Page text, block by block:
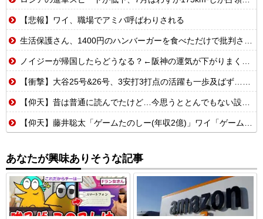
【悲報】ワイ、職場でアミバ呼ばわりされる
生活保護さん、1400円のハンバーガーを食べただけで批判される
ノイジーが帰国したらどうなる？←阪神の運気が下がりまくるやろな
【衝撃】大谷25号&26号、3安打3打点の活躍も一歩及ばず…それでも希望を見出すLADファン反応集 MLB2026シーズン 8.
【仰天】昔は普通に読んでたけど…今思うととんでもない設定の少女漫画
【仰天】藤井聡太「ゲームたのしー(年収2億)」ワイ「ゲームたのしー(年収200万)」
あなたが興味ありそうな記事